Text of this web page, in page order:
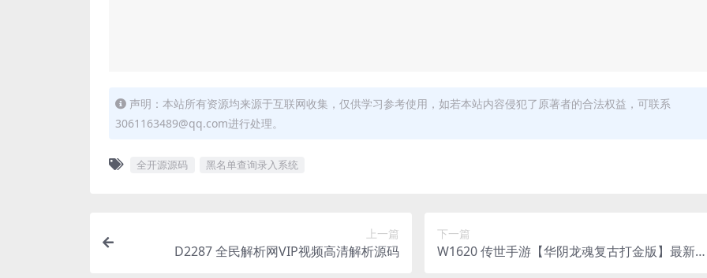
声明：本站所有资源均来源于互联网收集，仅供学习参考使用，如若本站内容侵犯了原著者的合法权益，可联系
3061163489@qq.com进行处理。
全开源源码 黑名单查询录入系统
上一篇
D2287 全民解析网VIP视频高清解析源码
下一篇
W1620 传世手游【华阴龙魂复古打金版】最新整